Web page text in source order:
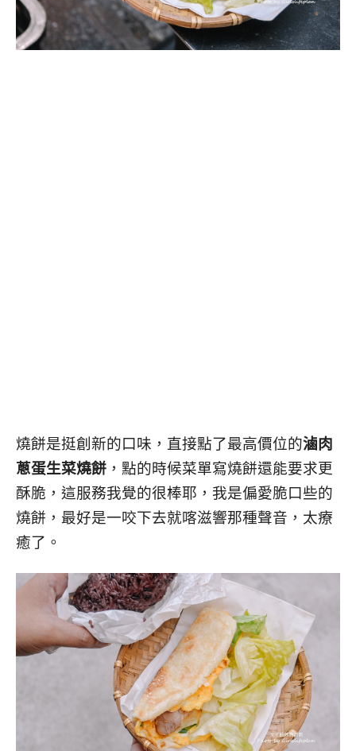
燒餅是挺創新的口味，直接點了最高價位的滷肉
蔥蛋生菜燒餅 ，點的時候菜單寫燒餅還能要求更
酥脆，這服務我覺的很棒耶，我是偏愛脆口些的
燒餅，最好是一咬下去就喀滋響那種聲音，太療
癒了。